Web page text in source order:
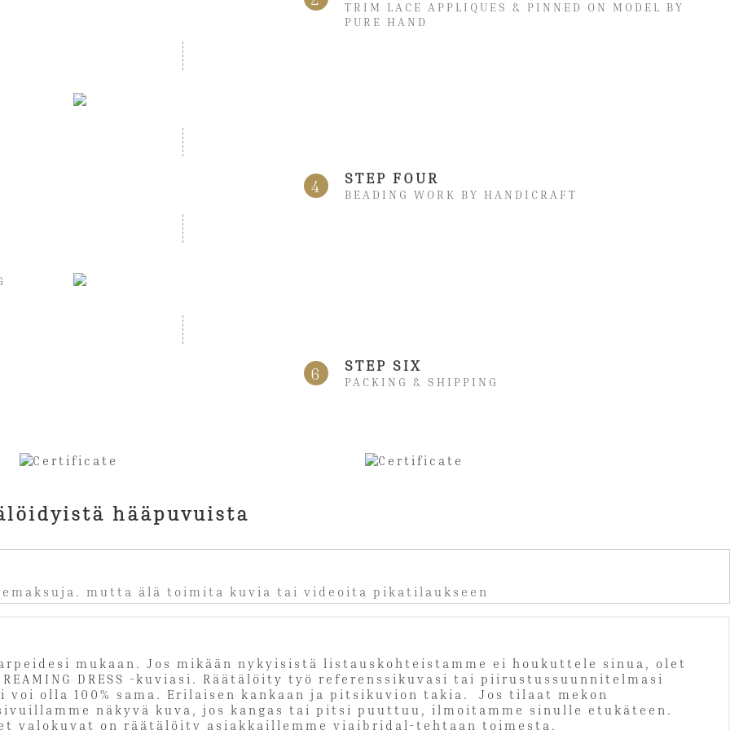
TRIM LACE APPLIQUES & PINNED ON MODEL BY
PURE HAND
4 STEP FOUR
BEADING WORK BY HANDICRAFT
6 STEP SIX
PACKING & SHIPPING
hääpuvuista
mutta älä toimita kuvia tai videoita pikatilaukseen
mukaan. Jos mikään nykyisistä listauskohteistamme ei houkuttele sinua, olet
DRESS -kuviasi. Räätälöity työ referenssikuvasi tai piirustussuunnitelmasi
voi olla 100% sama. Erilaisen kankaan ja pitsikuvion takia. Jos tilaat mekon
näkyvä kuva, jos kangas tai pitsi puuttuu, ilmoitamme sinulle etukäteen.
valokuvat on räätälöity asiakkaillemme yiaibridal-tehtaan toimesta.